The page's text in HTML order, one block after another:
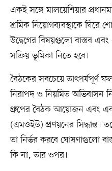
একই সঙ্গে মালয়েশিয়ার
শ্রমিক নিয়োগব্যবস্থাকে ঘিরে
উদ্বেগের বিষয়গুলো বাস্তব
সক্রিয় ভূমিকা নিতে হবে।
বৈঠকের সবচেয়ে তাৎপর্যপূর্ণ
নিরাপদ ও নিয়মিত অভিবাসন
গ্রুপের বৈঠক আয়োজন এবং
(এমওইউ) প্রণয়নের সিদ্ধান্ত।
তা নির্ভর করবে ঘোষণাগুলো
কি না, তার ওপর।